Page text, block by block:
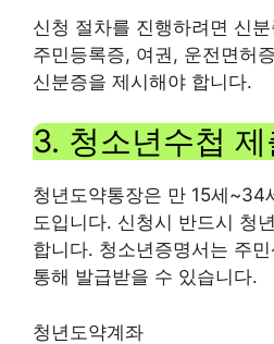
신청 절차를 진행하려면 신
주민등록증, 여권, 운전면허
신분증을 제시해야 합니다.
3. 청소년수첩 제
청년도약통장은 만 15세~34
도입니다. 신청시 반드시 청
합니다. 청소년증명서는 주
통해 발급받을 수 있습니다.
청년도약계좌